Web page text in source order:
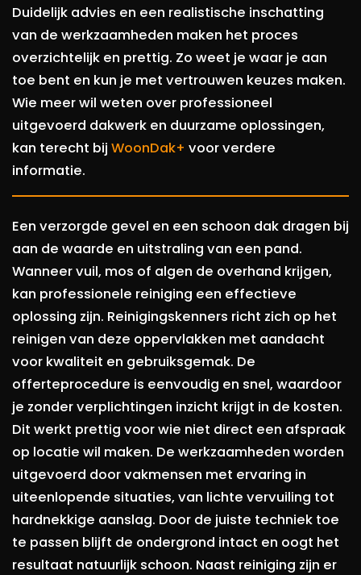
Duidelijk advies en een realistische inschatting
van de werkzaamheden maken het proces
overzichtelijk en prettig. Zo weet je waar je aan
toe bent en kun je met vertrouwen keuzes maken.
Wie meer wil weten over professioneel
uitgevoerd dakwerk en duurzame oplossingen,
kan terecht bij WoonDak+ voor verdere
informatie.
Een verzorgde gevel en een schoon dak dragen bij
aan de waarde en uitstraling van een pand.
Wanneer vuil, mos of algen de overhand krijgen,
kan professionele reiniging een effectieve
oplossing zijn. Reinigingskenners richt zich op het
reinigen van deze oppervlakken met aandacht
voor kwaliteit en gebruiksgemak. De
offerteprocedure is eenvoudig en snel, waardoor
je zonder verplichtingen inzicht krijgt in de kosten.
Dit werkt prettig voor wie niet direct een afspraak
op locatie wil maken. De werkzaamheden worden
uitgevoerd door vakmensen met ervaring in
uiteenlopende situaties, van lichte vervuiling tot
hardnekkige aanslag. Door de juiste techniek toe
te passen blijft de ondergrond intact en oogt het
resultaat natuurlijk schoon. Naast reiniging zijn er